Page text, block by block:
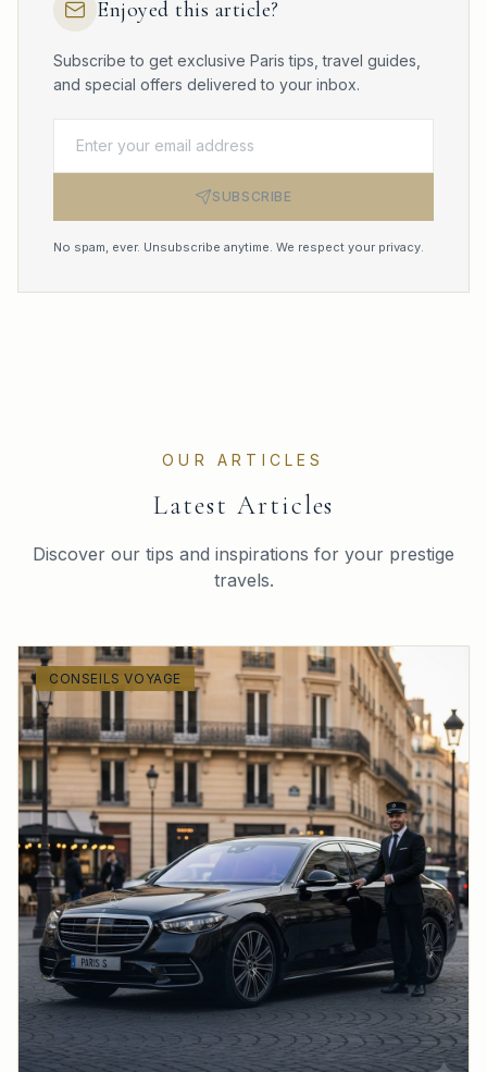
Enjoyed this article?
Subscribe to get exclusive Paris tips, travel guides,
and special offers delivered to your inbox.
SUBSCRIBE
No spam, ever. Unsubscribe anytime. We respect your privacy.
OUR ARTICLES
Latest Articles
Discover our tips and inspirations for your prestige
travels.
CONSEILS VOYAGE